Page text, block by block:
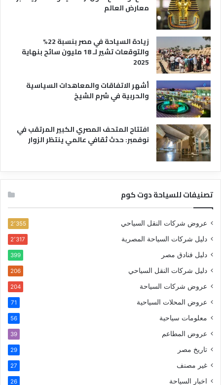
معارض العالم
زيادة السياحة في مصر بنسبة 22%
والتوقعات تشير لـ 18 مليون سائح بنهاية
2025
أشهر الاتفاقات والمعاهدات السياسية
والحربية في شرم الشيخ
افتتاح المتحف المصري الكبير المرتقب في
نوفمبر: حدث ثقافي عالمي ينتظر الزوار
تصنيفات للسياحة دوت كوم
عروض شركات النقل السياحي 2٬355
دليل شركات السياحة المصرية 2٬317
دليل فنادق مصر 399
دليل شركات النقل السياحي 206
عروض شركات السياحة 204
عروض المحلات السياحية 71
معلومات سياحية 56
عروض المطاعم 39
تاريخ مصر 29
غير مصنف 27
اخبار السياحة 26